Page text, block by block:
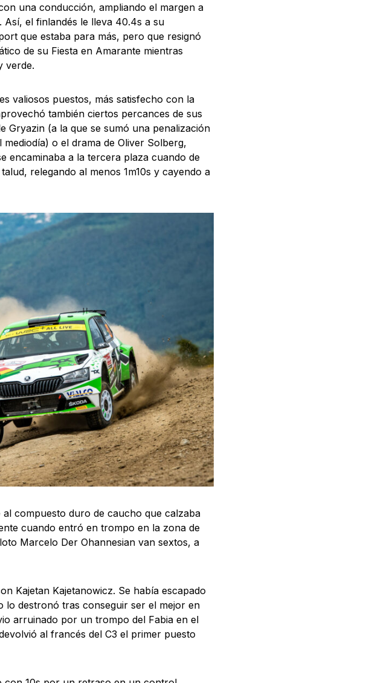
una conducción, ampliando el margen a
el finlandés le lleva 40.4s a su
que estaba para más, pero que resignó
de su Fiesta en Amarante mientras
verde.
valiosos puestos, más satisfecho con la
también ciertos percances de sus
Gryazin (a la que se sumó una penalización
o el drama de Oliver Solberg,
encaminaba a la tercera plaza cuando de
relegando al menos 1m10s y cayendo a
compuesto duro de caucho que calzaba
cuando entró en trompo en la zona de
Marcelo Der Ohannesian van sextos, a
Kajetan Kajetanowicz. Se había escapado
lo destronó tras conseguir ser el mejor en
arruinado por un trompo del Fabia en el
al francés del C3 el primer puesto